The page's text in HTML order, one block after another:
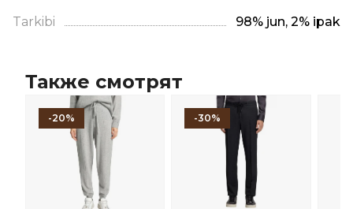
Tarkibi 98% jun, 2% ipak
Также смотрят
-20% -30%